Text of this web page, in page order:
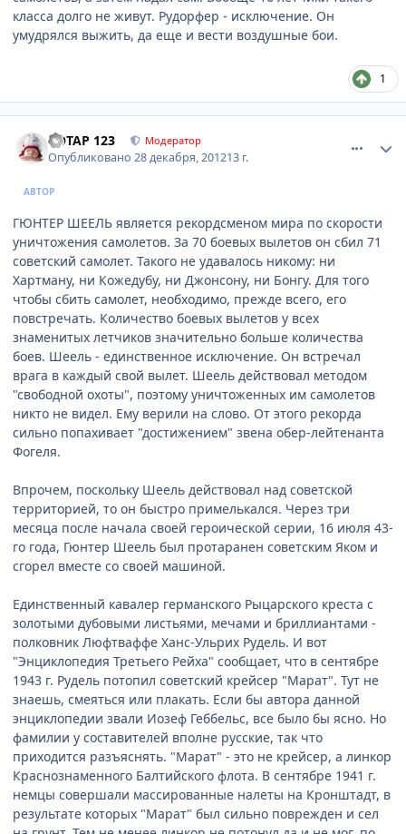
класса долго не живут. Рудорфер - исключение. Он
умудрялся выжить, да еще и вести воздушные бои.
1
POTAP 123 Модератор
Опубликовано28 декабря, 201213 г.
АВТОР
ГЮНТЕР ШЕЕЛЬ является рекордсменом мира по скорости
уничтожения самолетов. За 70 боевых вылетов он сбил 71
советский самолет. Такого не удавалось никому: ни
Хартману, ни Кожедубу, ни Джонсону, ни Бонгу. Для того
чтобы сбить самолет, необходимо, прежде всего, его
повстречать. Количество боевых вылетов у всех
знаменитых летчиков значительно больше количества
боев. Шеель - единственное исключение. Он встречал
врага в каждый свой вылет. Шеель действовал методом
"свободной охоты", поэтому уничтоженных им самолетов
никто не видел. Ему верили на слово. От этого рекорда
сильно попахивает "достижением" звена обер-лейтенанта
Фогеля.
Впрочем, поскольку Шеель действовал над советской
территорией, то он быстро примелькался. Через три
месяца после начала своей героической серии, 16 июля 43-
го года, Гюнтер Шеель был протаранен советским Яком и
сгорел вместе со своей машиной.
Единственный кавалер германского Рыцарского креста с
золотыми дубовыми листьями, мечами и бриллиантами -
полковник Люфтваффе Ханс-Ульрих Рудель. И вот
"Энциклопедия Третьего Рейха" сообщает, что в сентябре
1943 г. Рудель потопил советский крейсер "Марат". Тут не
знаешь, смеяться или плакать. Если бы автора данной
энциклопедии звали Иозеф Геббельс, все было бы ясно. Но
фамилии у составителей вполне русские, так что
приходится разъяснять. "Марат" - это не крейсер, а линкор
Краснознаменного Балтийского флота. В сентябре 1941 г.
немцы совершали массированные налеты на Кронштадт, в
результате которых "Марат" был сильно поврежден и сел